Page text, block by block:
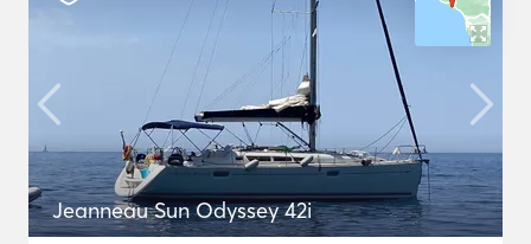
Jeanneau Sun Odyssey 42i